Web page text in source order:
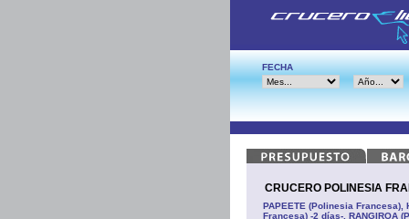
FECHA
CRUCERO POLINESIA
PAPEETE (Polinesia Francesa),
Francesa) -2 días-, RANGIROA